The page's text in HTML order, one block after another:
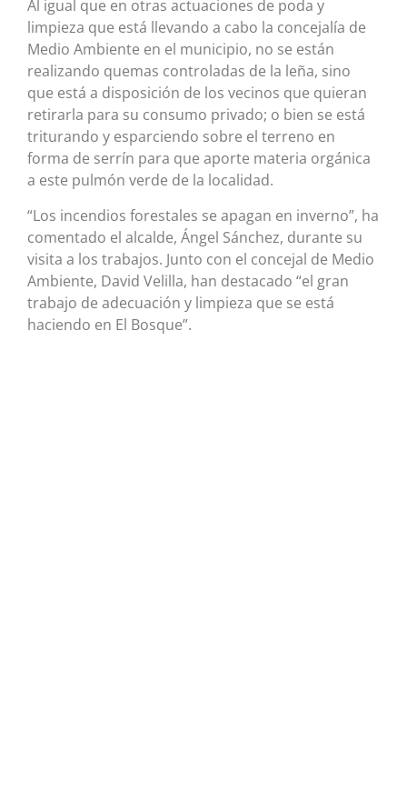
Al igual que en otras actuaciones de poda y
limpieza que está llevando a cabo la concejalía de
Medio Ambiente en el municipio, no se están
realizando quemas controladas de la leña, sino
que está a disposición de los vecinos que quieran
retirarla para su consumo privado; o bien se está
triturando y esparciendo sobre el terreno en
forma de serrín para que aporte materia orgánica
a este pulmón verde de la localidad.
“Los incendios forestales se apagan en inverno”, ha
comentado el alcalde, Ángel Sánchez, durante su
visita a los trabajos. Junto con el concejal de Medio
Ambiente, David Velilla, han destacado “el gran
trabajo de adecuación y limpieza que se está
haciendo en El Bosque”.